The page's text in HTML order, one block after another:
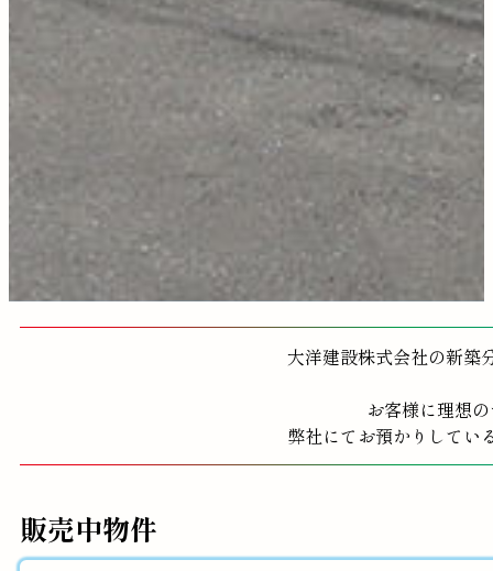
大洋建設株式会社の新築
お客様に理想
弊社にてお預かりしてい
販売中物件